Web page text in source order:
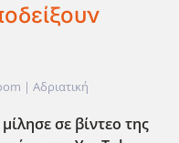
|Αδριατική
σε βίντεο της